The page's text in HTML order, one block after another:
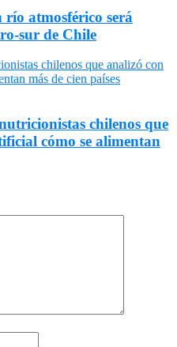
atmosférico será
sur de Chile
chilenos que
cómo se alimentan